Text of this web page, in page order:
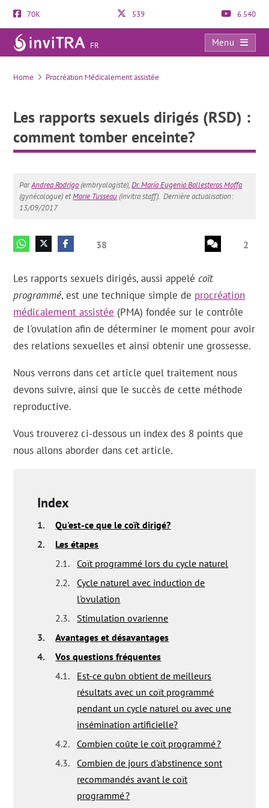
70K 539 6.540
FR
Menu
Les rapports sexuels dirigés (RSD) : comment tomber enceinte?
Home Procréation Médicalement assistée
Les rapports sexuels dirigés (RSD) :
comment tomber enceinte?
ParAndrea Rodrigo(embryologiste),Dr. María Eugenia Ballesteros Moffa
(gynécologue) etMarie Tusseau(invitra staff). Dernière actualisation:
13/09/2017
38 2
Les rapports sexuels dirigés, aussi appelécoït
programmé, est une technique simple de procréation
médicalement assistée (PMA) fondée sur le contrôle
de l'ovulation afin de déterminer le moment pour avoir
des relations sexuelles et ainsi obtenir une grossesse.
Nous verrons dans cet article quel traitement nous
devons suivre, ainsi que le succès de cette méthode
reproductive.
Vous trouverez ci-dessous un index des 8 points que
nous allons aborder dans cet article.
Index
1.
Qu'est-ce que le coït dirigé?
2.
Les étapes
2.1.
Coït programmé lors du cycle naturel
2.2.
Cycle naturel avec induction de
l'ovulation
2.3.
Stimulation ovarienne
3.
Avantages et désavantages
4.
Vos questions fréquentes
4.1.
Est-ce qu’on obtient de meilleurs
résultats avec un coït programmé
pendant un cycle naturel ou avec une
insémination artificielle?
4.2.
Combien coûte le coït programmé ?
4.3.
Combien de jours d'abstinence sont
recommandés avant le coït
programmé ?